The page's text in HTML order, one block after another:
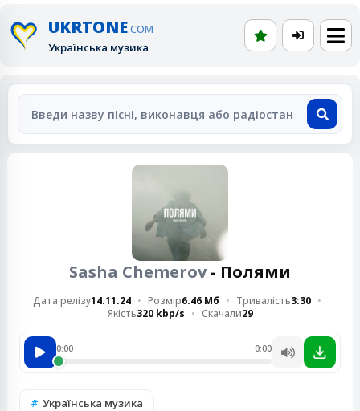
UKRTONE.COM
Українська музика
Sasha Chemerov- Полями
Дата релізу14.11.24 Розмір6.46 Мб Тривалість3:30
Якість320 kbp/s Скачали29
0:00 0:00
Українська музика